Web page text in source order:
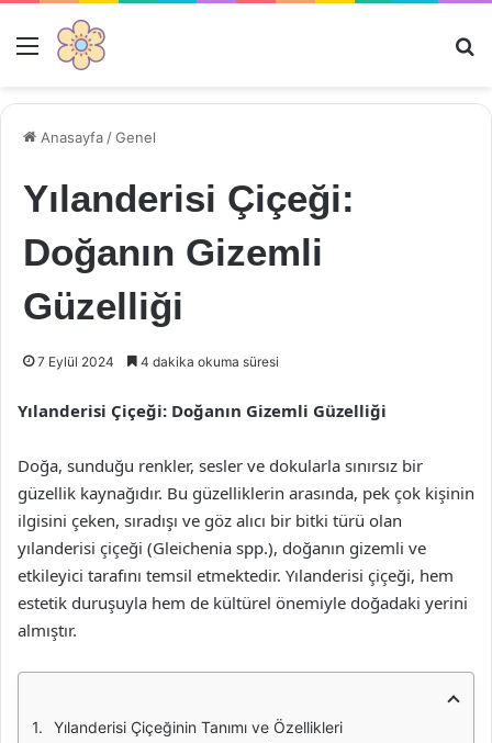
Menü
Anasayfa /Genel
Yılanderisi Çiçeği:
Doğanın Gizemli
Güzelliği
7 Eylül 2024 4 dakika okuma süresi
Yılanderisi Çiçeği: Doğanın Gizemli Güzelliği
Doğa, sunduğu renkler, sesler ve dokularla sınırsız bir
güzellik kaynağıdır. Bu güzelliklerin arasında, pek çok kişinin
ilgisini çeken, sıradışı ve göz alıcı bir bitki türü olan
yılanderisi çiçeği (Gleichenia spp.), doğanın gizemli ve
etkileyici tarafını temsil etmektedir. Yılanderisi çiçeği, hem
estetik duruşuyla hem de kültürel önemiyle doğadaki yerini
almıştır.
Yılanderisi Çiçeğinin Tanımı ve Özellikleri